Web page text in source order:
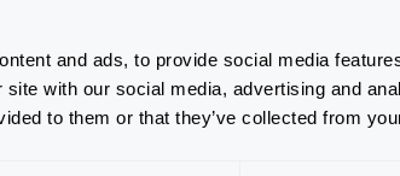
and ads, to provide social media
site with our social media, advertising and
to them or that they’ve collected from